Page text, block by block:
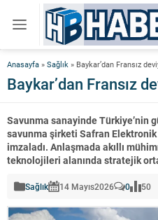
Anasayfa » Sağlık » Baykar’dan Fransız
Baykar’dan Fransız
Savunma sanayinde Türkiye’nin
savunma şirketi Safran
imzaladı. Anlaşmada akıllı
teknolojileri alanında stratejik
Sağlık 14 Mayıs2026 0 50